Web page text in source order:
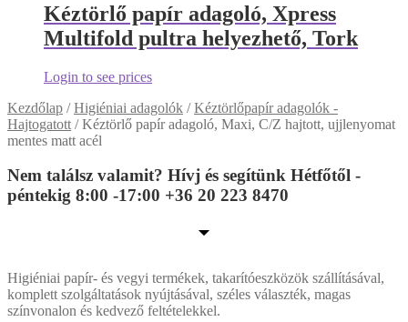
Kéztörlő papír adagoló, Xpress
Multifold pultra helyezhető, Tork
Login to see prices
Kezdőlap /Higiéniai adagolók /Kéztörlőpapír adagolók -
Hajtogatott /Kéztörlő papír adagoló, Maxi, C/Z hajtott, ujjlenyomat
mentes matt acél
Nem találsz valamit? Hívj és segítünk Hétfőtől -
péntekig 8:00 -17:00 +36 20 223 8470
Higiéniai papír- és vegyi termékek, takarítóeszközök szállításával,
komplett szolgáltatások nyújtásával, széles választék, magas
színvonalon és kedvező feltételekkel.